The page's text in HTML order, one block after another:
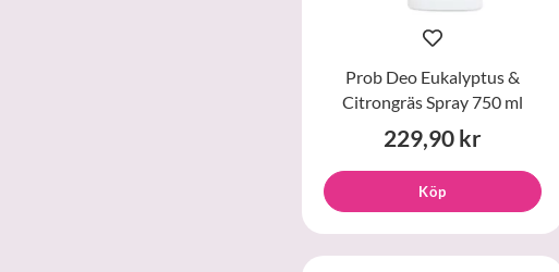
Prob Deo Eukalyptus &
Citrongräs Spray 750 ml
229,90 kr
Köp